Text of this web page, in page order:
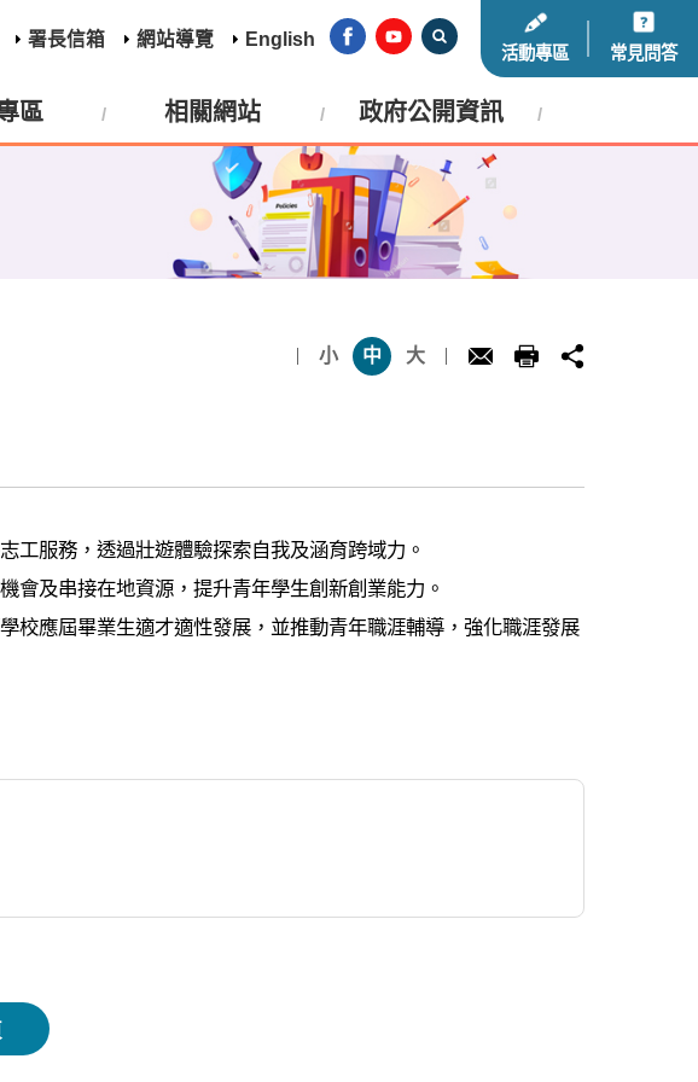
署長信箱 網站導覽 English
活動專區 常見問答
區 相關網站 政府公開資訊
小 中 大
工服務，透過壯遊體驗探索自我及涵育跨域力。
會及串接在地資源，提升青年學生創新創業能力。
校應屆畢業生適才適性發展，並推動青年職涯輔導，強化職涯發展